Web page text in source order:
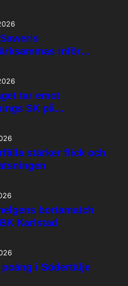
inför
tar emot
SK på
stärker flick och
bortamatch
Karlstad
poäng i Södertälje